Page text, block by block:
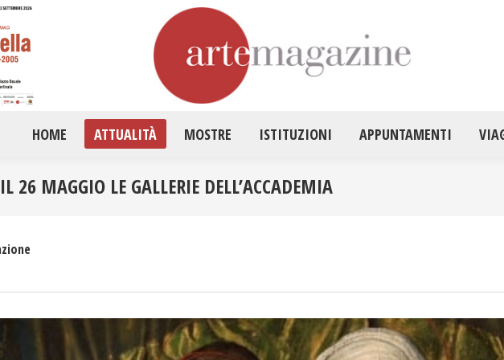
HOME ATTUALITÀ MOSTRE ISTITUZIONI APPUNTAMENTI
26 MAGGIO LE GALLERIE DELL’ACCADEMIA
HOME